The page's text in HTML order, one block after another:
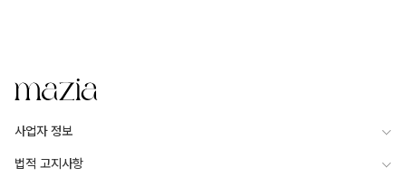
사업자 정보
법적 고지사항